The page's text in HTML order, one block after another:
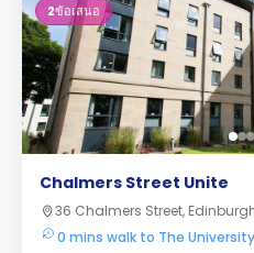
2ข้อเสนอ
Chalmers Street Unite
36 Chalmers Street,
0 mins walk to The